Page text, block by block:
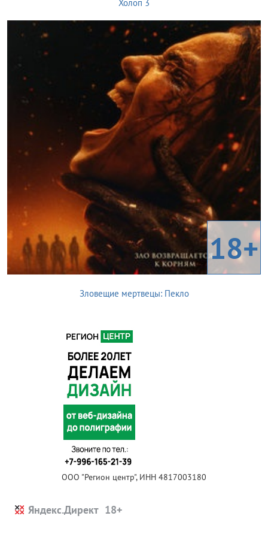
Холоп 3
18+
Зловещие мертвецы: Пекло
ООО "Регион центр", ИНН 4817003180
Яндекс.Директ